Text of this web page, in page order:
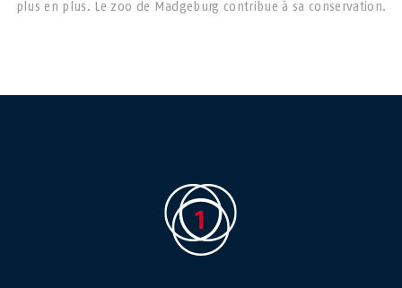
plus en plus. Le zoo de Madgeburg contribue à sa conservation.